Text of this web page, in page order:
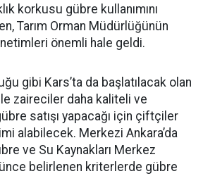
korkusu gübre kullanımını
Tarım Orman Müdürlüğünün
önemli hale geldi.
gibi Kars’ta da başlatılacak olan
zaireciler daha kaliteli ve
satışı yapacağı için çiftçiler
alabilecek. Merkezi Ankara’da
ve Su Kaynakları Merkez
belirlenen kriterlerde gübre